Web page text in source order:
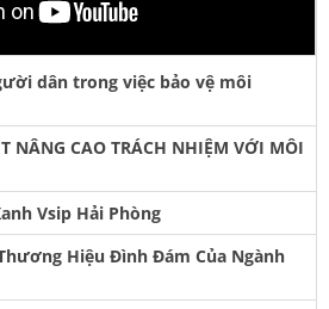
dân trong việc bảo vệ môi
NÂNG CAO TRÁCH NHIỆM VỚI MÔI
Vsip Hải Phòng
Hiệu Đình Đám Của Ngành